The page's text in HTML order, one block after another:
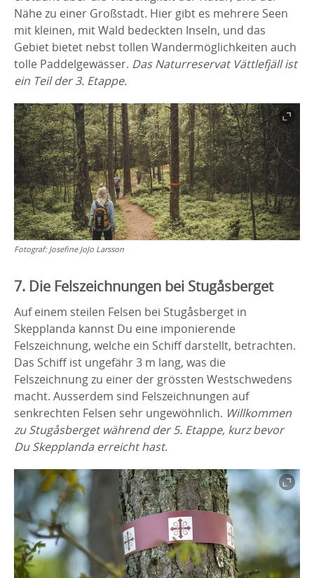
Nähe zu einer Großstadt. Hier gibt es mehrere Seen
mit kleinen, mit Wald bedeckten Inseln, und das
Gebiet bietet nebst tollen Wandermöglichkeiten auch
tolle Paddelgewässer. Das Naturreservat Vättlefjäll ist
ein Teil der 3. Etappe.
Fotograf: Josefine JoJo Larsson
7. Die Felszeichnungen bei Stugåsberget
Auf einem steilen Felsen bei Stugåsberget in
Skepplanda kannst Du eine imponierende
Felszeichnung, welche ein Schiff darstellt, betrachten.
Das Schiff ist ungefähr 3 m lang, was die
Felszeichnung zu einer der grössten Westschwedens
macht. Ausserdem sind Felszeichnungen auf
senkrechten Felsen sehr ungewöhnlich. Willkommen
zu Stugåsberget während der 5. Etappe, kurz bevor
Du Skepplanda erreicht hast.